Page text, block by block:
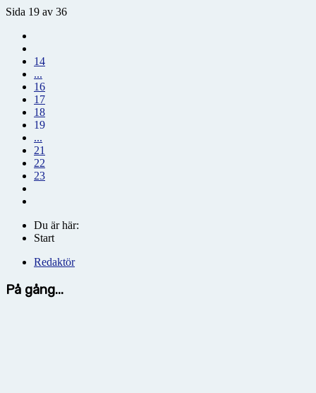
Sida 19 av 36
14
...
16
17
18
19
...
21
22
23
Du är här:
Start
Redaktör
På gång...